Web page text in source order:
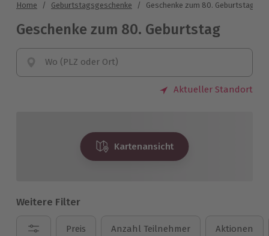
Home / Geburtstagsgeschenke / Geschenke zum 80. Geburtstag
Geschenke zum 80. Geburtstag
Wo (PLZ oder Ort)
Aktueller Standort
Kartenansicht
Weitere Filter
Preis Anzahl Teilnehmer Aktionen